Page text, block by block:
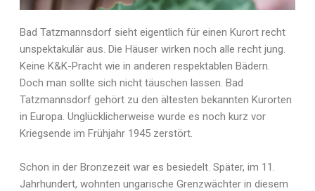
Bad Tatzmannsdorf sieht eigentlich für einen Kurort recht
unspektakulär aus. Die Häuser wirken noch alle recht jung.
Keine K&K-Pracht wie in anderen respektablen Bädern.
Doch man sollte sich nicht täuschen lassen. Bad
Tatzmannsdorf gehört zu den ältesten bekannten Kurorten
in Europa. Unglücklicherweise wurde es noch kurz vor
Kriegsende im Frühjahr 1945 zerstört.
Schon in der Bronzezeit war es besiedelt. Später, im 11.
Jahrhundert, wohnten ungarische Grenzwächter in diesem